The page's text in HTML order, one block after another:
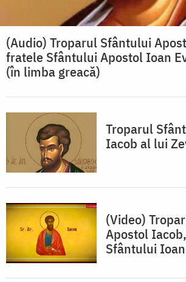
(Audio) Troparul Sfântului
fratele Sfântului Apostol Ioan
(în limba greacă)
Troparul
Iacob al lui
(Video)
Apostol
Sfântului